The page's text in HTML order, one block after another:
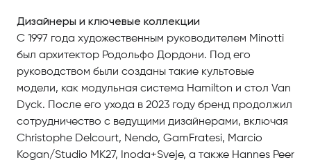
Дизайнеры и ключевые коллекции
С 1997 года художественным руководителем Minotti
был архитектор Родольфо Дордони. Под его
руководством были созданы такие культовые
модели, как модульная система Hamilton и стол Van
Dyck. После его ухода в 2023 году бренд продолжил
сотрудничество с ведущими дизайнерами, включая
Christophe Delcourt, Nendo, GamFratesi, Marcio
Kogan/Studio MK27, Inoda+Sveje, а также Hannes Peer